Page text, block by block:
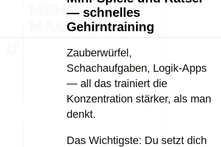
— schnelles
Gehirntraining
Zauberwürfel,
Schachaufgaben, Logik-Apps
— all das trainiert die
Konzentration stärker, als man
denkt.
Das Wichtigste: Du setzt dich